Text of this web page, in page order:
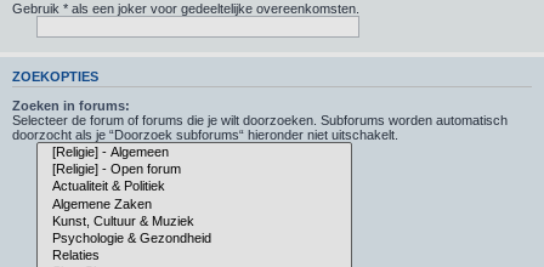
Gebruik * als een joker voor gedeeltelijke overeenkomsten.
ZOEKOPTIES
Zoeken in forums:
Selecteer de forum of forums die je wilt doorzoeken. Subforums worden automatisch
doorzocht als je “Doorzoek subforums“ hieronder niet uitschakelt.